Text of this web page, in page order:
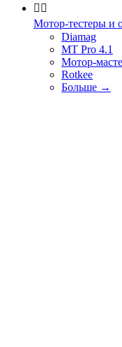
 
Мотор-тестеры и
Diamag
MT Pro 4.1
Мотор-
Rotkee
Больше →